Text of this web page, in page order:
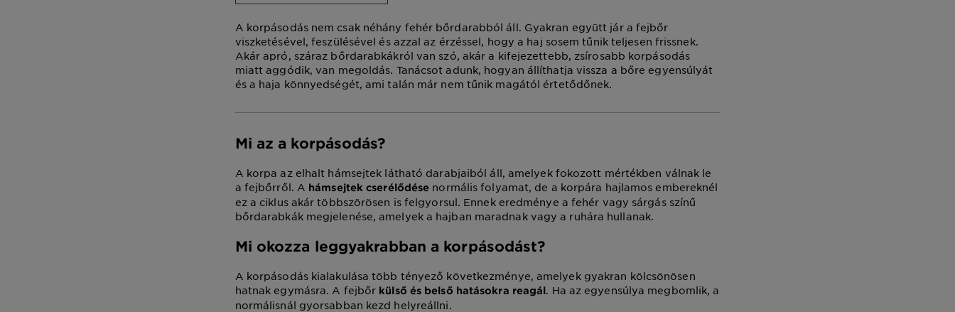
A korpásodás nem csak néhány fehér bőrdarabból áll. Gyakran együtt jár a fejbőr
viszketésével, feszülésével és azzal az érzéssel, hogy a haj sosem tűnik teljesen frissnek.
Akár apró, száraz bőrdarabkákról van szó, akár a kifejezettebb, zsírosabb korpásodás
miatt aggódik, van megoldás. Tanácsot adunk, hogyan állíthatja vissza a bőre egyensúlyát
és a haja könnyedségét, ami talán már nem tűnik magától értetődőnek.
Mi az a korpásodás?
A korpa az elhalt hámsejtek látható darabjaiból áll, amelyek fokozott mértékben válnak le
a fejbőrről. A hámsejtek cserélődése normális folyamat, de a korpára hajlamos embereknél
ez a ciklus akár többszörösen is felgyorsul. Ennek eredménye a fehér vagy sárgás színű
bőrdarabkák megjelenése, amelyek a hajban maradnak vagy a ruhára hullanak.
Mi okozza leggyakrabban a korpásodást?
A korpásodás kialakulása több tényező következménye, amelyek gyakran kölcsönösen
hatnak egymásra. A fejbőr külső és belső hatásokra reagál. Ha az egyensúlya megbomlik, a
normálisnál gyorsabban kezd helyreállni.